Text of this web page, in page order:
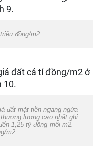
đồng/m2.
đất mặt tiền ngang ngửa
lượng cao nhất ghi
1,25 tỷ đồng mỗi m2.
m2.